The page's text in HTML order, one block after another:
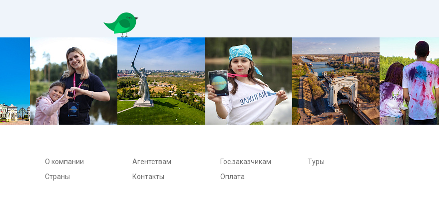
О компании Агентствам Гос.заказчикам
Туры
Страны
Контакты Оплата